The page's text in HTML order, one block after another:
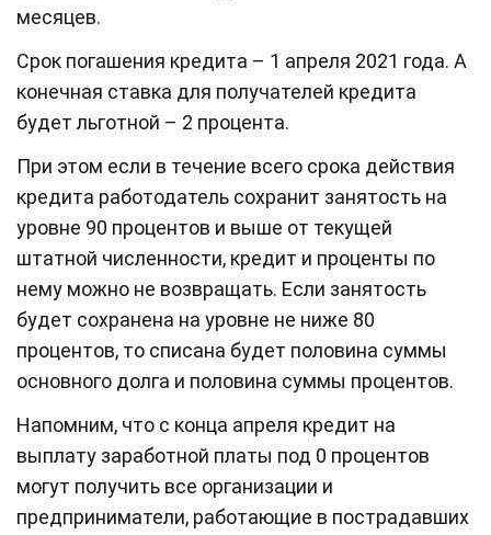
месяцев.
Срок погашения кредита – 1 апреля 2021 года. А
конечная ставка для получателей кредита
будет льготной – 2 процента.
При этом если в течение всего срока действия
кредита работодатель сохранит занятость на
уровне 90 процентов и выше от текущей
штатной численности, кредит и проценты по
нему можно не возвращать. Если занятость
будет сохранена на уровне не ниже 80
процентов, то списана будет половина суммы
основного долга и половина суммы процентов.
Напомним, что с конца апреля кредит на
выплату заработной платы под 0 процентов
могут получить все организации и
предприниматели, работающие в пострадавших